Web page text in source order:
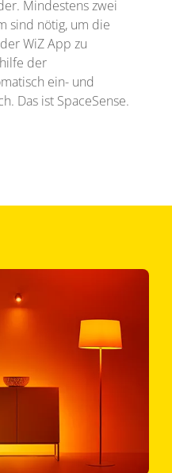
Mindestens zwei
sind nötig, um die
WiZ App zu
der
ein- und
Das ist SpaceSense.